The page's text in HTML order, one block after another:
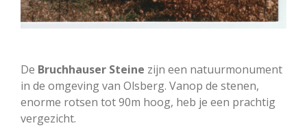
De Bruchhauser Steine zijn een natuurmonument
in de omgeving van Olsberg. Vanop de stenen,
enorme rotsen tot 90m hoog, heb je een prachtig
vergezicht.